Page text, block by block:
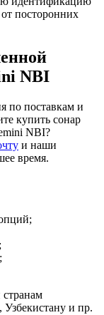
посторонних
NBI
по поставкам и
купить сонар
NBI?
и наши
время.
Узбекистану и пр.